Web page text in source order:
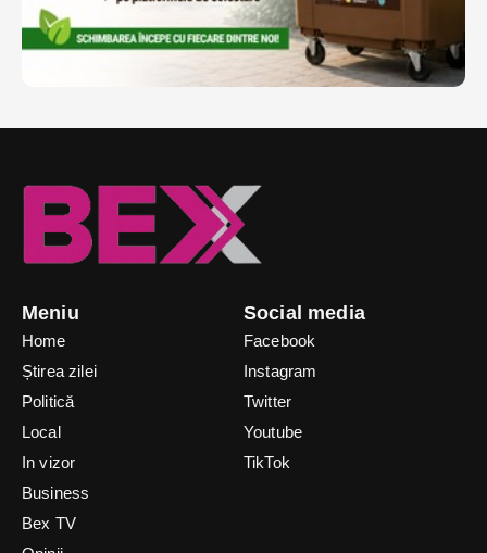
Meniu
Home
Știrea zilei
Politică
Local
In vizor
Business
Bex TV
Social media
Facebook
Instagram
Twitter
Youtube
TikTok